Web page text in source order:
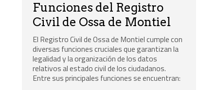
Funciones del Registro
Civil de Ossa de Montiel
El Registro Civil de Ossa de Montiel cumple con
diversas funciones cruciales que garantizan la
legalidad y la organización de los datos
relativos al estado civil de los ciudadanos.
Entre sus principales funciones se encuentran: